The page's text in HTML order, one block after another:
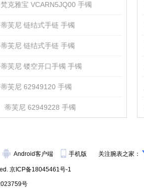
梵克雅宝 VCARN5JQ00 手镯
蒂芙尼 链结式手链 手镯
蒂芙尼 链结式手链 手镯
蒂芙尼 镂空开口手镯 手镯
蒂芙尼 62949120 手镯
蒂芙尼 62949228 手镯
Android客户端 手机版 关注腕表之家：
京ICP备18045461号-1
号